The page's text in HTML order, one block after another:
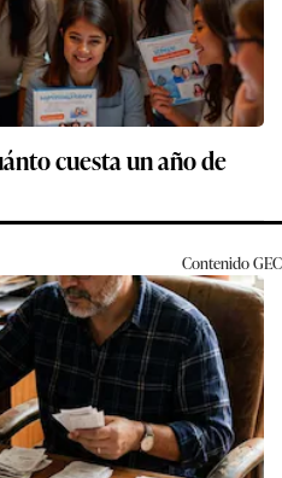
cuesta un año de
ContenidoGEC